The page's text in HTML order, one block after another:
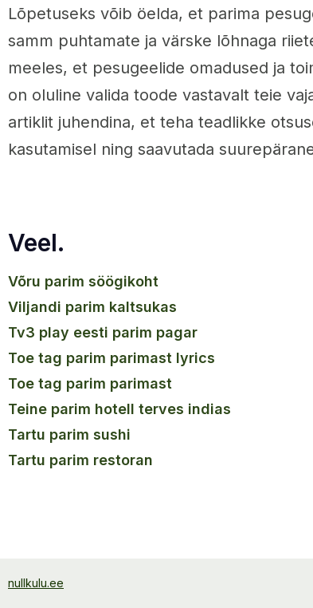
Lõpetuseks võib öelda, et parima
samm puhtamate ja värske lõhnaga
meeles, et pesugeelide omadused ja
on oluline valida toode vastavalt teie
artiklit juhendina, et teha teadlikke
kasutamisel ning saavutada
Veel.
võru parim söögikoht
viljandi parim kaltsukas
tv3 play eesti parim pagar
toe tag parim parimast lyrics
toe tag parim parimast
teine parim hotell terves indias
tartu parim sushi
tartu parim restoran
nullkulu.ee